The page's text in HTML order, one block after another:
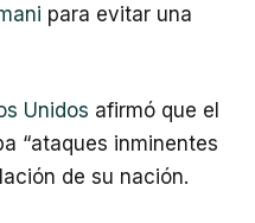
para evitar una
Unidos afirmó que el
“ataques inminentes
de su nación.